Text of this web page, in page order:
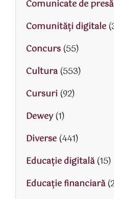
Comunicate de presă
Comunități digitale
Concurs(55)
Cultura(553)
Cursuri (92)
Dewey(1)
Diverse(441)
Educaţie digitală(15)
Educaţie financiară